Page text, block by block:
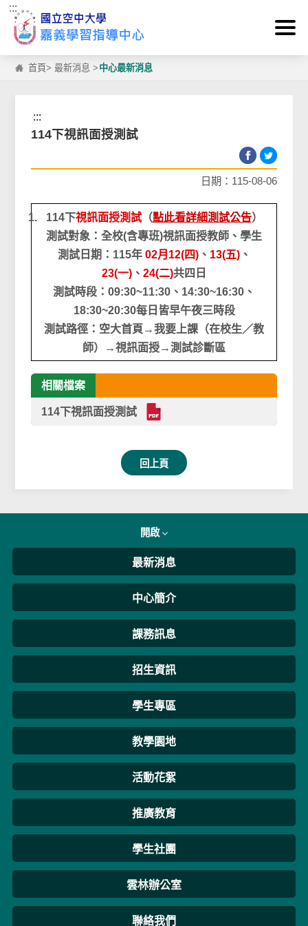
跳到主要內容區塊
:::
首頁>最新消息 > 中心最新消息
:::
114下視訊面授測試
日期：115-08-06
114下視訊面授測試（點此看詳細測試公告）
測試對象：全校(含專班)視訊面授教師、學生
測試日期：115年02月12(四)、 13(五)、
23(一) 、 24(二)共四日
測試時段：09:30~11:30、14:30~16:30、
18:30~20:30每日皆早午夜三時段
測試路徑：空大首頁→我要上課（在校生／教
師）→視訊面授→測試診斷區
相關檔案
114下視訊面授測試
回上頁
開啟
最新消息
中心簡介
課務訊息
招生資訊
學生專區
教學園地
活動花絮
推廣教育
學生社團
雲林辦公室
聯絡我們